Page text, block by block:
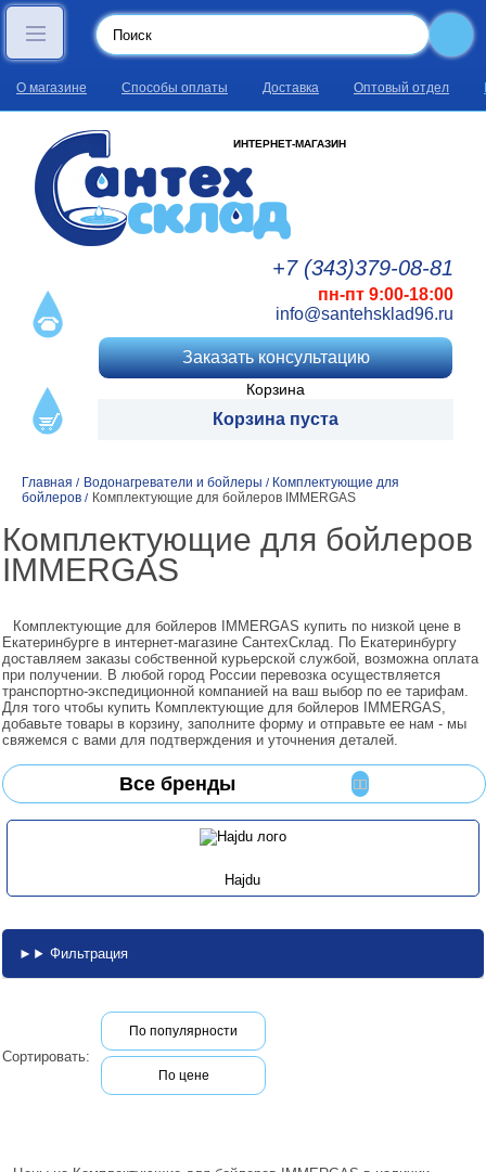
О магазине Способы оплаты Доставка Оптовый отдел
ИНТЕРНЕТ-МАГАЗИН
+7 (343)379-08-81
пн-пт 9:00-18:00
info@santehsklad96.ru
Заказать консультацию
Корзина
Корзина пуста
Главная / Водонагреватели и бойлеры / Комплектующие для
бойлеров / Комплектующие для бойлеров IMMERGAS
Комплектующие для бойлеров
IMMERGAS
Комплектующие для бойлеров IMMERGAS купить по низкой цене в
Екатеринбурге в интернет-магазине СантехСклад. По Екатеринбургу
доставляем заказы собственной курьерской службой, возможна оплата
при получении. В любой город России перевозка осуществляется
транспортно-экспедиционной компанией на ваш выбор по ее тарифам.
Для того чтобы купить Комплектующие для бойлеров IMMERGAS,
добавьте товары в корзину, заполните форму и отправьте ее нам - мы
свяжемся с вами для подтверждения и уточнения деталей.
Все бренды
Hajdu
Фильтрация
Сортировать:
По популярности
По цене